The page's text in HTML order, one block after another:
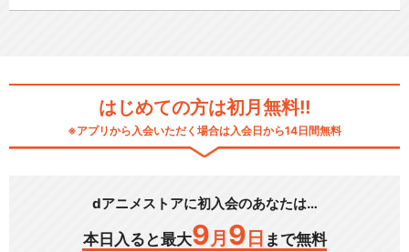
はじめての方は初月無料!!
※アプリから入会いただく場合は入会日から14日間無料
dアニメストアに初入会のあなたは…
本日入ると最大9 月 9 日 まで無料